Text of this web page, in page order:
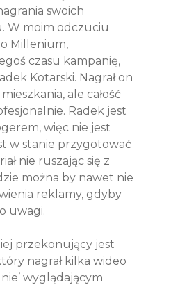
swoich
W moim odczuciu
Millenium,
czasu kampanię,
Kotarski. Nagrał on
ale całość
Radek jest
więc nie jest
w stanie przygotować
nie ruszając się z
można by nawet nie
reklamy, gdyby
uwagi.
przekonujący jest
nagrał kilka wideo
wyglądającym